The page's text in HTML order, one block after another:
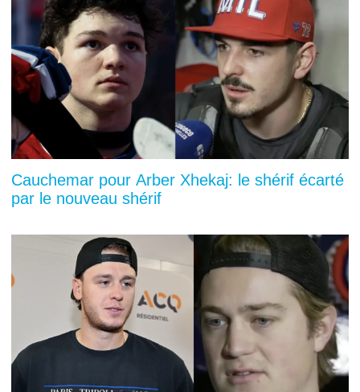
Cauchemar pour Arber Xhekaj: le shérif écarté
par le nouveau shérif